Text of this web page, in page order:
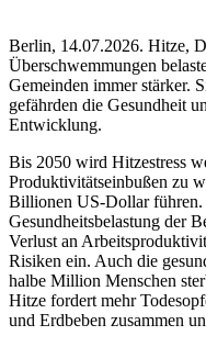
Berlin, 14.07.2026. Hitze,
Überschwemmungen
Gemeinden immer stärker.
gefährden die Gesundheit
Entwicklung.
Bis 2050 wird Hitzestress
Produktivitätseinbußen zu
Billionen US-Dollar
Gesundheitsbelastung der
Verlust an
Risiken ein. Auch die
halbe Million Menschen
Hitze fordert mehr
und Erdbeben zusammen